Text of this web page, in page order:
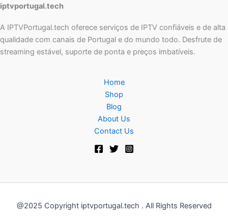
iptvportugal.tech
A IPTVPortugal.tech oferece serviços de IPTV confiáveis e de alta
qualidade com canais de Portugal e do mundo todo. Desfrute de
streaming estável, suporte de ponta e preços imbatíveis.
Home
Shop
Blog
About Us
Contact Us
@2025 Copyright iptvportugal.tech . All Rights Reserved